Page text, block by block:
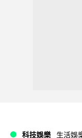
科技娛樂 生活娛